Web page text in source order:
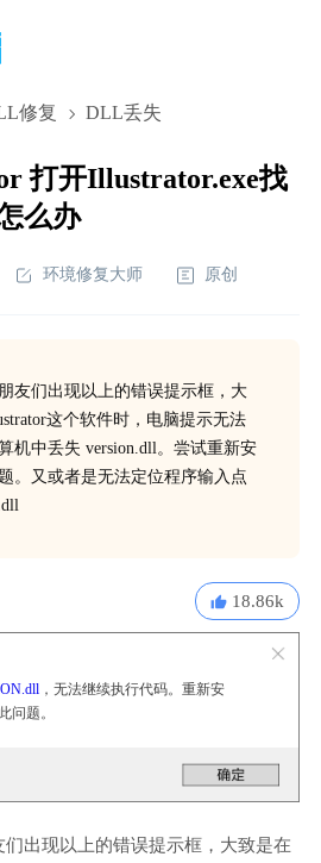
修复 DLL丢失
打开Illustrator.exe找
么办
环境修复大师 原创
友们出现以上的错误提示框，大
这个软件时，电脑提示无法
机中丢失 version.dll。尝试重新安
。又或者是无法定位程序输入点
18.86k
，无法继续执行代码。重新安
问题。
出现以上的错误提示框，大致是在